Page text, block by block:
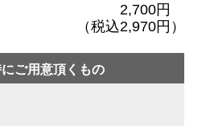
2,700円
（税込2,970円）
ご用意頂くもの